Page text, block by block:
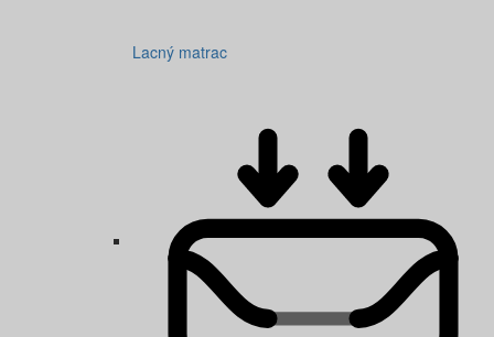
Lacný matrac